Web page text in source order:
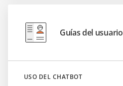
Guías del usuario
USO DEL CHATBOT